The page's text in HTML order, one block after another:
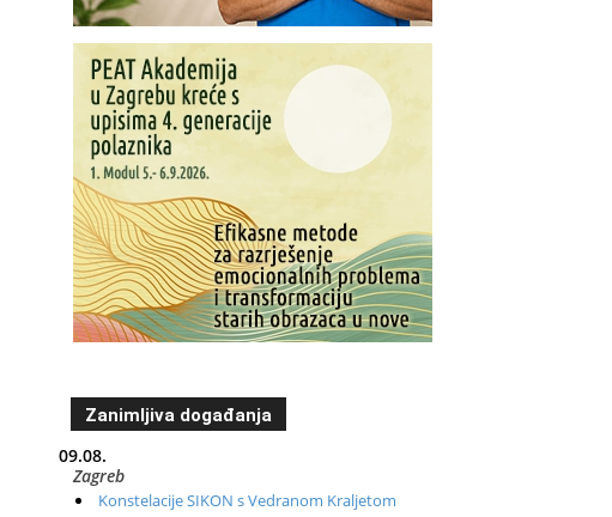
Zanimljiva događanja
09.08.
Zagreb
Konstelacije SIKON s Vedranom Kraljetom